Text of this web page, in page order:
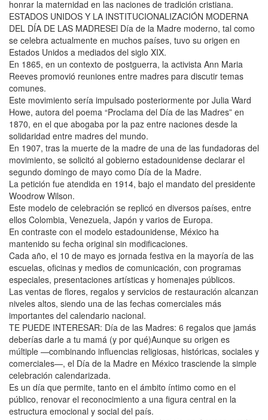
honrar la maternidad en las naciones de tradición cristiana.
ESTADOS UNIDOS Y LA INSTITUCIONALIZACIÓN MODERNA
DEL DÍA DE LAS MADRESEl Día de la Madre moderno, tal como
se celebra actualmente en muchos países, tuvo su origen en
Estados Unidos a mediados del siglo XIX.
En 1865, en un contexto de postguerra, la activista Ann Maria
Reeves promovió reuniones entre madres para discutir temas
comunes.
Este movimiento sería impulsado posteriormente por Julia Ward
Howe, autora del poema “Proclama del Día de las Madres” en
1870, en el que abogaba por la paz entre naciones desde la
solidaridad entre madres del mundo.
En 1907, tras la muerte de la madre de una de las fundadoras del
movimiento, se solicitó al gobierno estadounidense declarar el
segundo domingo de mayo como Día de la Madre.
La petición fue atendida en 1914, bajo el mandato del presidente
Woodrow Wilson.
Este modelo de celebración se replicó en diversos países, entre
ellos Colombia, Venezuela, Japón y varios de Europa.
En contraste con el modelo estadounidense, México ha
mantenido su fecha original sin modificaciones.
Cada año, el 10 de mayo es jornada festiva en la mayoría de las
escuelas, oficinas y medios de comunicación, con programas
especiales, presentaciones artísticas y homenajes públicos.
Las ventas de flores, regalos y servicios de restauración alcanzan
niveles altos, siendo una de las fechas comerciales más
importantes del calendario nacional.
TE PUEDE INTERESAR: Día de las Madres: 6 regalos que jamás
deberías darle a tu mamá (y por qué)Aunque su origen es
múltiple —combinando influencias religiosas, históricas, sociales y
comerciales—, el Día de la Madre en México trasciende la simple
celebración calendarizada.
Es un día que permite, tanto en el ámbito íntimo como en el
público, renovar el reconocimiento a una figura central en la
estructura emocional y social del país.